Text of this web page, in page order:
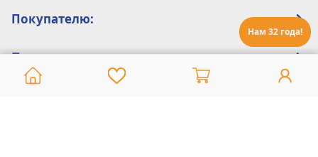
Нам 32 года!
Покупателю:
Помощь: